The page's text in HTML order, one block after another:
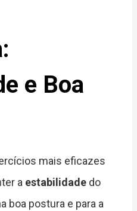
e Boa
mais eficazes
a estabilidade do
boa postura e para a